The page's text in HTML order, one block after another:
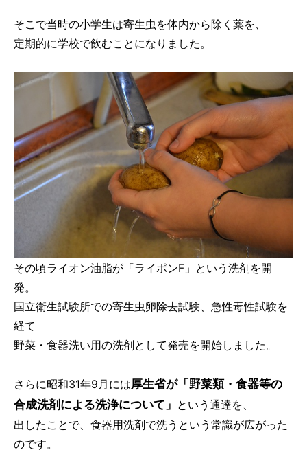
そこで当時の小学生は寄生虫を体内から除く薬を、
定期的に学校で飲むことになりました。
その頃ライオン油脂が「ライポンF」という洗剤を開
発。
国立衛生試験所での寄生虫卵除去試験、急性毒性試験を
経て
野菜・食器洗い用の洗剤として発売を開始しました。
さらに昭和31年9月には厚生省が「野菜類・食器等の
合成洗剤による洗浄について」 という通達を、
出したことで、食器用洗剤で洗うという常識が広がった
のです。